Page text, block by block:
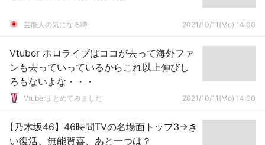
芸能人の気になる噂 2021/10/11(Mo) 14:00
Vtuber ホロライブはココが去って海外ファ
ンも去っていっているからこれ以上伸びし
ろもないよな・・・
Vtuberまとめてみました 2021/10/11(Mo) 14:00
【乃木坂46】46時間TVの名場面トップ3→き
い復活、無能賀喜、あと一つは？